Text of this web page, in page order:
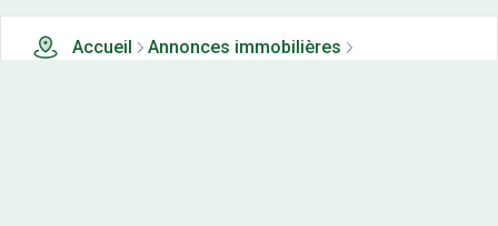
Accueil
Annonces immobilières